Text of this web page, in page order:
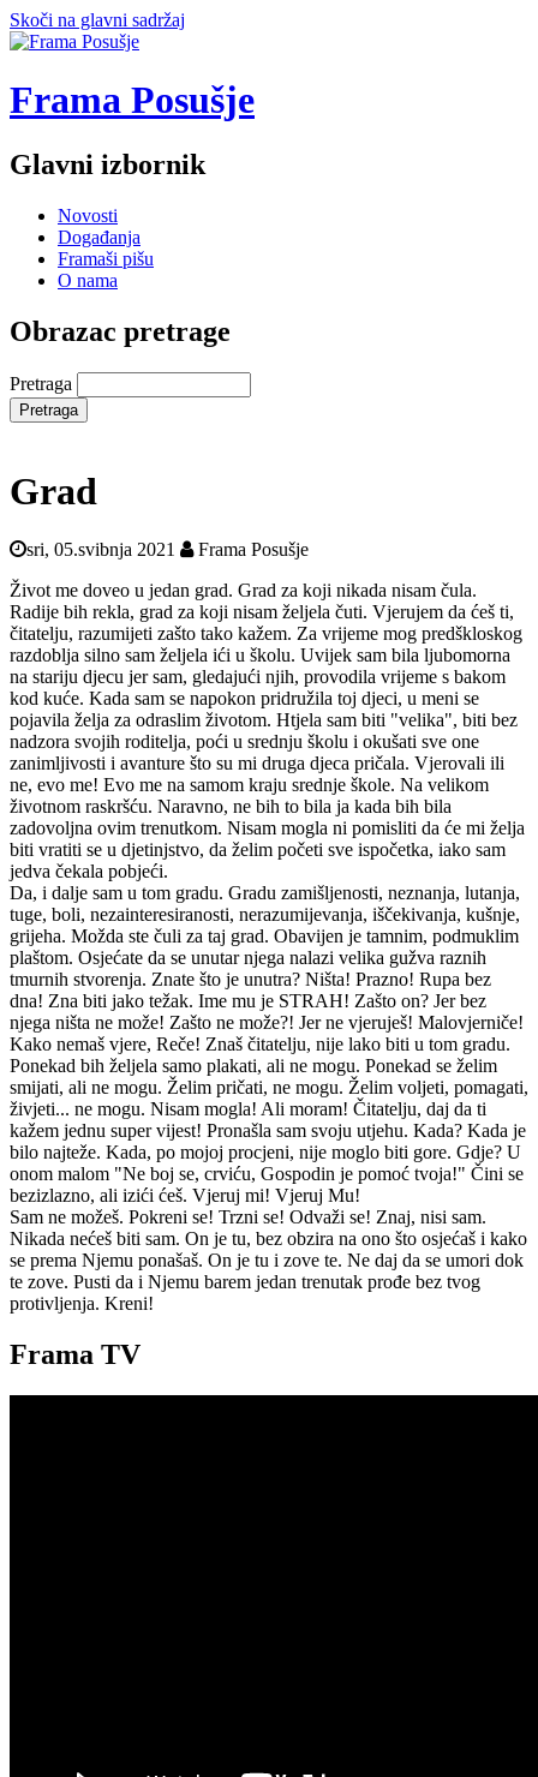
Skoči na glavni sadržaj
Frama Posušje
Glavni izbornik
Novosti
Događanja
Framaši pišu
O nama
Obrazac pretrage
Pretraga
Grad
sri, 05.svibnja 2021
Frama Posušje
Život me doveo u jedan grad. Grad za koji nikada nisam čula.
Radije bih rekla, grad za koji nisam željela čuti. Vjerujem da ćeš ti,
čitatelju, razumijeti zašto tako kažem. Za vrijeme mog predškloskog
razdoblja silno sam željela ići u školu. Uvijek sam bila ljubomorna
na stariju djecu jer sam, gledajući njih, provodila vrijeme s bakom
kod kuće. Kada sam se napokon pridružila toj djeci, u meni se
pojavila želja za odraslim životom. Htjela sam biti "velika", biti bez
nadzora svojih roditelja, poći u srednju školu i okušati sve one
zanimljivosti i avanture što su mi druga djeca pričala. Vjerovali ili
ne, evo me! Evo me na samom kraju srednje škole. Na velikom
životnom raskršću. Naravno, ne bih to bila ja kada bih bila
zadovoljna ovim trenutkom. Nisam mogla ni pomisliti da će mi želja
biti vratiti se u djetinjstvo, da želim početi sve ispočetka, iako sam
jedva čekala pobjeći.
Da, i dalje sam u tom gradu. Gradu zamišljenosti, neznanja, lutanja,
tuge, boli, nezainteresiranosti, nerazumijevanja, iščekivanja, kušnje,
grijeha. Možda ste čuli za taj grad. Obavijen je tamnim, podmuklim
plaštom. Osjećate da se unutar njega nalazi velika gužva raznih
tmurnih stvorenja. Znate što je unutra? Ništa! Prazno! Rupa bez
dna! Zna biti jako težak. Ime mu je STRAH! Zašto on? Jer bez
njega ništa ne može! Zašto ne može?! Jer ne vjeruješ! Malovjerniče!
Kako nemaš vjere, Reče! Znaš čitatelju, nije lako biti u tom gradu.
Ponekad bih željela samo plakati, ali ne mogu. Ponekad se želim
smijati, ali ne mogu. Želim pričati, ne mogu. Želim voljeti, pomagati,
živjeti... ne mogu. Nisam mogla! Ali moram! Čitatelju, daj da ti
kažem jednu super vijest! Pronašla sam svoju utjehu. Kada? Kada je
bilo najteže. Kada, po mojoj procjeni, nije moglo biti gore. Gdje? U
onom malom "Ne boj se, crviću, Gospodin je pomoć tvoja!" Čini se
bezizlazno, ali izići ćeš. Vjeruj mi! Vjeruj Mu!
Sam ne možeš. Pokreni se! Trzni se! Odvaži se! Znaj, nisi sam.
Nikada nećeš biti sam. On je tu, bez obzira na ono što osjećaš i kako
se prema Njemu ponašaš. On je tu i zove te. Ne daj da se umori dok
te zove. Pusti da i Njemu barem jedan trenutak prođe bez tvog
protivljenja. Kreni!
Frama TV